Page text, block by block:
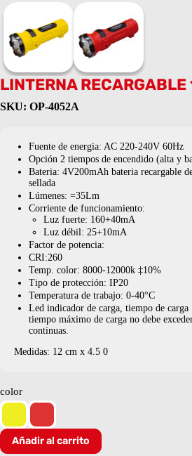
LINTERNA RECARGABLE
SKU: OP-4052A
Fuente de energia: AC 220-240V 60Hz
Opción 2 tiempos de encendido (alta y
Bateria: 4V200mAh bateria recargable
sellada
Lúmenes: =35Lm
Corriente de funcionamiento:
Luz fuerte: 160+40mA
Luz débil: 25+10mA
Factor de potencia:
CRI:260
Temp. color: 8000-12000k ‡10%
Tipo de protección: IP20
Temperatura de trabajo: 0-40°C
Led indicador de carga, tiempo de
tiempo máximo de carga no debe
continuas.
Medidas: 12 cm x 4.5 0
color
LINTERNA
RECARGABLE
Añadir al carrito